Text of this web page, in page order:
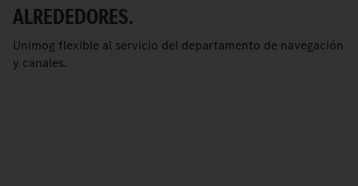
ALREDEDORES.
Unimog flexible al servicio del departamento de navegación
y canales.